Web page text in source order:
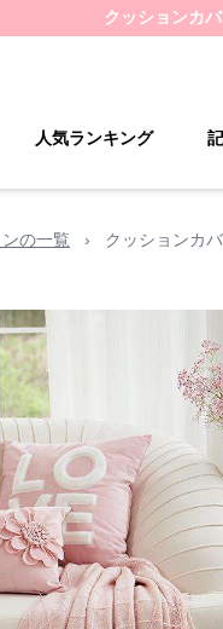
クッションカ
人気ランキング
の一覧 › クッションカ